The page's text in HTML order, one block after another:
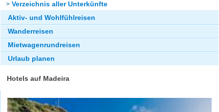
Kontakt
Verzeichnis aller Unterkünfte
Aktiv- und Wohlfühlreisen
Wanderreisen
Mietwagenrundreisen
Urlaub planen
Hotels auf Madeira